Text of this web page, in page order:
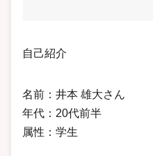
自己紹介
名前：井本 雄大さん
年代：20代前半
属性：学生